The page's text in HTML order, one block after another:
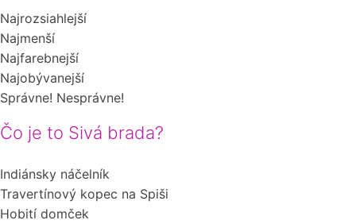
Najrozsiahlejší
Najmenší
Najfarebnejší
Najobývanejší
Správne! Nesprávne!
Čo je to Sivá brada?
Indiánsky náčelník
Travertínový kopec na Spiši
Hobití domček